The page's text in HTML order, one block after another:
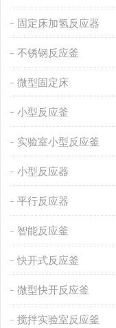
固定床加氢反应器
不锈钢反应釜
微型固定床
小型反应釜
实验室小型反应釜
小型反应器
平行反应器
智能反应釜
快开式反应釜
微型快开反应釜
搅拌实验室反应釜